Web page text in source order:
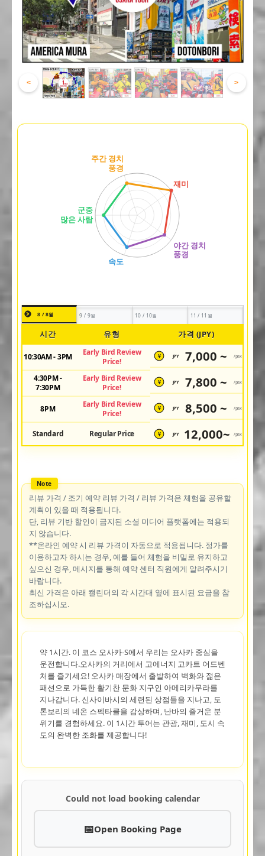
< >
8 / 8월 9 / 9월 10 / 10월 11 / 11월
시간 유형 가격 (JPY)
10:30AM - 3PM
Early Bird Review
Price!
¥ JPY 7,000 ~ /pax
4:30PM -
7:30PM
Early Bird Review
Price!
¥ JPY 7,800 ~ /pax
8PM
Early Bird Review
Price!
¥ JPY 8,500 ~ /pax
Standard Regular Price ¥ JPY 12,000~ /pax
리뷰 가격 / 조기 예약 리뷰 가격 / 리뷰 가격은 체험을 공유할
계획이 있을 때 적용됩니다.
단, 리뷰 기반 할인이 금지된 소셜 미디어 플랫폼에는 적용되
지 않습니다.
**온라인 예약 시 리뷰 가격이 자동으로 적용됩니다. 정가를
이용하고자 하시는 경우, 예를 들어 체험을 비밀로 유지하고
싶으신 경우, 메시지를 통해 예약 센터 직원에게 알려주시기
바랍니다.
최신 가격은 아래 캘린더의 각 시간대 옆에 표시된 요금을 참
조하십시오.
약 1시간. 이 코스 오사카-S에서 우리는 오사카 중심을
운전합니다.오사카의 거리에서 고에너지 고카트 어드벤
처를 즐기세요! 오사카 매장에서 출발하여 벽화와 젊은
패션으로 가득한 활기찬 문화 지구인 아메리카무라를
지나갑니다. 신사이바시의 세련된 상점들을 지나고, 도
톤보리의 네온 스펙타클을 감상하며, 난바의 즐거운 분
위기를 경험하세요. 이 1시간 투어는 관광, 재미, 도시 속
도의 완벽한 조화를 제공합니다!
Could not load booking calendar
Open Booking Page